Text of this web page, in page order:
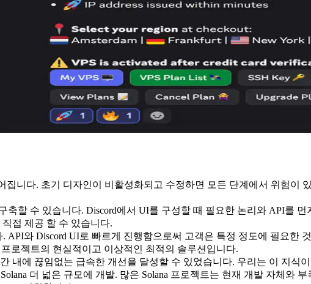
니다. 초기 디자인이 비활성화되고 수정하면 모든 단계에서 위험이
축할 수 있습니다. Discord에서 UI를 구성할 때 필요한 논리와 API를
접 제공 할 수 있습니다.
와 Discord UI로 빠르게 진행함으로써 고객은 특정 정도에 필요한
로젝트의 현실적이고 이상적인 최적의 솔루션입니다.
내에 끊임없는 급속한 개선을 달성할 수 있었습니다. 우리는 이 지식
더 넓은 규모에 개발. 많은 Solana 프로젝트는 현재 개발 자체와